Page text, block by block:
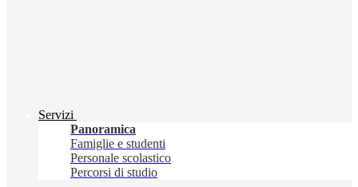
Servizi
Panoramica
Famiglie e studenti
Personale scolastico
Percorsi di studio